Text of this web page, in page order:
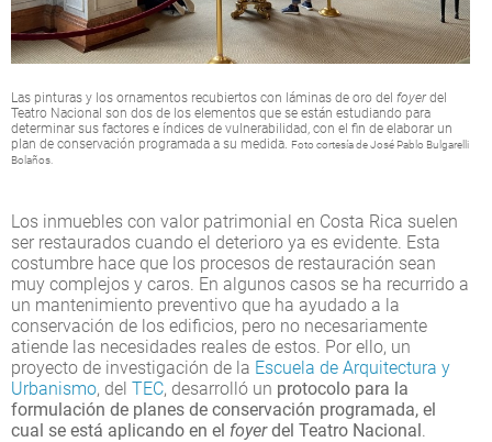
Las pinturas y los ornamentos recubiertos con láminas de oro del foyerdel
Teatro Nacional son dos de los elementos que se están estudiando para
determinar sus factores e índices de vulnerabilidad, con el fin de elaborar un
plan de conservación programada a su medida. Foto cortesía de José Pablo Bulgarelli
Bolaños.
Los inmuebles con valor patrimonial en Costa Rica suelen
ser restaurados cuando el deterioro ya es evidente. Esta
costumbre hace que los procesos de restauración sean
muy complejos y caros. En algunos casos se ha recurrido a
un mantenimiento preventivo que ha ayudado a la
conservación de los edificios, pero no necesariamente
atiende las necesidades reales de estos. Por ello, un
proyecto de investigación de la Escuela de Arquitectura y
Urbanismo, del TEC, desarrolló un protocolo para la
formulación de planes de conservación programada, el
cual se está aplicando en el foyerdel Teatro Nacional.